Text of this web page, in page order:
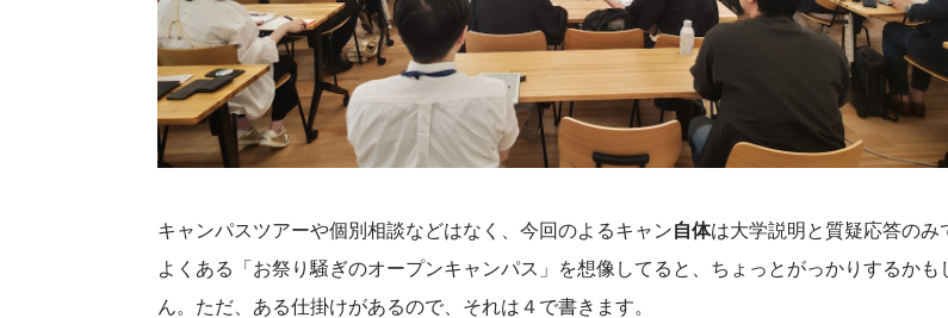
キャンパスツアーや個別相談などはなく、今回のよるキャン自体は大学説明と質疑応答のみ
よくある「お祭り騒ぎのオープンキャンパス」を想像してると、ちょっとがっかりするかも
ん。ただ、ある仕掛けがあるので、それは４で書きます。